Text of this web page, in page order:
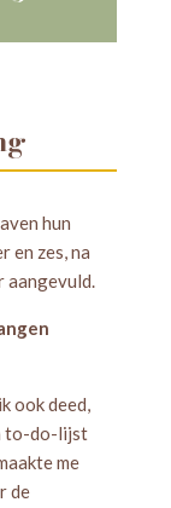
hun
en zes, na
aangevuld.
ook deed,
to-do-lijst
me
de